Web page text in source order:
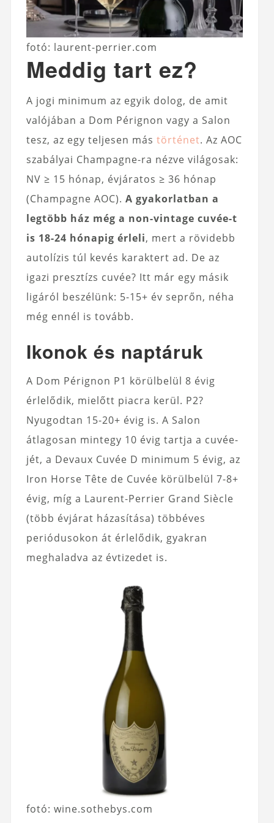
fotó: laurent-perrier.com
Meddig tart ez?
A jogi minimum az egyik dolog, de amit
valójában a Dom Pérignon vagy a Salon
tesz, az egy teljesen más történet. Az AOC
szabályai Champagne-ra nézve világosak:
NV ≥ 15 hónap, évjáratos ≥ 36 hónap
(Champagne AOC). A gyakorlatban a
legtöbb ház még a non-vintage cuvée-t
is 18-24 hónapig érleli, mert a rövidebb
autolízis túl kevés karaktert ad. De az
igazi presztízs cuvée? Itt már egy másik
ligáról beszélünk: 5-15+ év seprőn, néha
még ennél is tovább.
Ikonok és naptáruk
A Dom Pérignon P1 körülbelül 8 évig
érlelődik, mielőtt piacra kerül. P2?
Nyugodtan 15-20+ évig is. A Salon
átlagosan mintegy 10 évig tartja a cuvée-
jét, a Devaux Cuvée D minimum 5 évig, az
Iron Horse Tête de Cuvée körülbelül 7-8+
évig, míg a Laurent‑Perrier Grand Siècle
(több évjárat házasítása) többéves
periódusokon át érlelődik, gyakran
meghaladva az évtizedet is.
fotó: wine.sothebys.com